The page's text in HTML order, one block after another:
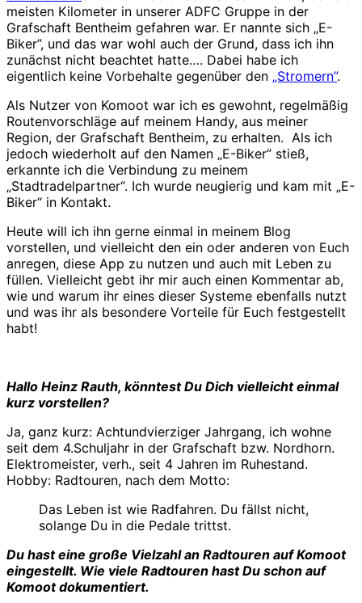
meisten Kilometer in unserer ADFC Gruppe in der
Grafschaft Bentheim gefahren war. Er nannte sich „E-
Biker”, und das war wohl auch der Grund, dass ich ihn
zunächst nicht beachtet hatte…. Dabei habe ich
eigentlich keine Vorbehalte gegenüber den „Stromern”.
Als Nutzer von Komoot war ich es gewohnt, regelmäßig
Routenvorschläge auf meinem Handy, aus meiner
Region, der Grafschaft Bentheim, zu erhalten. Als ich
jedoch wiederholt auf den Namen „E-Biker” stieß,
erkannte ich die Verbindung zu meinem
„Stadtradelpartner“. Ich wurde neugierig und kam mit „E-
Biker“ in Kontakt.
Heute will ich ihn gerne einmal in meinem Blog
vorstellen, und vielleicht den ein oder anderen von Euch
anregen, diese App zu nutzen und auch mit Leben zu
füllen. Vielleicht gebt ihr mir auch einen Kommentar ab,
wie und warum ihr eines dieser Systeme ebenfalls nutzt
und was ihr als besondere Vorteile für Euch festgestellt
habt!
Hallo Heinz Rauth, könntest Du Dich vielleicht einmal
kurz vorstellen?
Ja, ganz kurz: Achtundvierziger Jahrgang, ich wohne
seit dem 4.Schuljahr in der Grafschaft bzw. Nordhorn.
Elektromeister, verh., seit 4 Jahren im Ruhestand.
Hobby: Radtouren, nach dem Motto:
Das Leben ist wie Radfahren. Du fällst nicht,
solange Du in die Pedale trittst.
Du hast eine große Vielzahl an Radtouren auf Komoot
eingestellt. Wie viele Radtouren hast Du schon auf
Komoot dokumentiert.